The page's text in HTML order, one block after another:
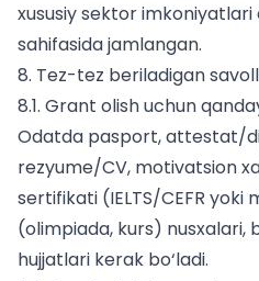
xususiy sektor imkoniyatlari
sahifasida jamlangan.
8. Tez-tez beriladigan
8.1. Grant olish uchun
Odatda pasport, attestat/
rezyume/CV, motivatsion
sertifikati (IELTS/CEFR yoki
(olimpiada, kurs) nusxalari,
hujjatlari kerak bo‘ladi.